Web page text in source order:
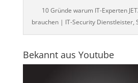
10 Gründe warum IT-Experten
brauchen | IT-Security Dienstleister,
Bekannt aus Youtube